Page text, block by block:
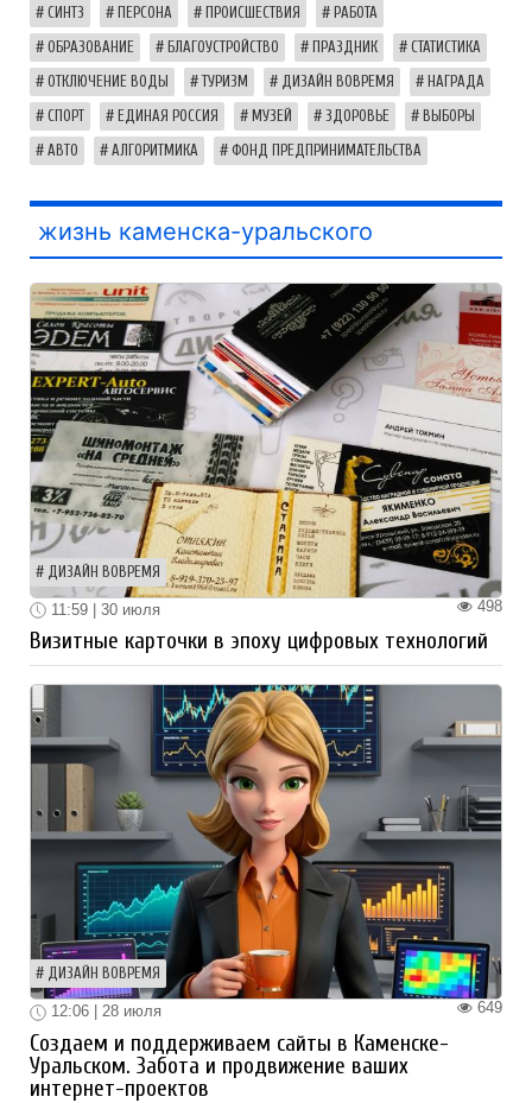
СИНТЗ ПЕРСОНА ПРОИСШЕСТВИЯ РАБОТА
ОБРАЗОВАНИЕ БЛАГОУСТРОЙСТВО ПРАЗДНИК СТАТИСТИКА
ОТКЛЮЧЕНИЕ ВОДЫ ТУРИЗМ ДИЗАЙН ВОВРЕМЯ НАГРАДА
СПОРТ ЕДИНАЯ РОССИЯ МУЗЕЙ ЗДОРОВЬЕ ВЫБОРЫ
АВТО АЛГОРИТМИКА ФОНД ПРЕДПРИНИМАТЕЛЬСТВА
жизнь каменска-уральского
ДИЗАЙН ВОВРЕМЯ
498
11:59 | 30 июля
Визитные карточки в эпоху цифровых технологий
ДИЗАЙН ВОВРЕМЯ
649
12:06 | 28 июля
Создаем и поддерживаем сайты в Каменске-
Уральском. Забота и продвижение ваших
интернет-проектов